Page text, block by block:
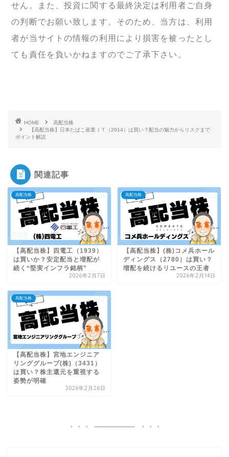
せん。また、投資に関する最終決定は利用者ご自身
の判断でお願い致します。そのため、当方は、利用
者が当サイトの情報の利用により損害を被ったとし
ても責任を負いかねますのでご了承下さい。
HOME
高配当株
【高配当株】日本たばこ産業ＪＴ（2914）は買い？配当の魅力からリスクまで
ポイント解説
関連記事
高配当株
【高配当株】四電工（1939）
は買いか？安定配当と増配が
続く“堅実インフラ銘柄”
2026年2月7日
高配当株
【高配当株】(株)コメ兵ホール
ディングス（2780）は買い？
増配を続けるリユースの王者
2026年2月14日
高配当株
【高配当株】宮地エンジニア
リンググループ(株)（3431）
は買い？株主還元を重視する
姿勢が明確
2026年2月26日